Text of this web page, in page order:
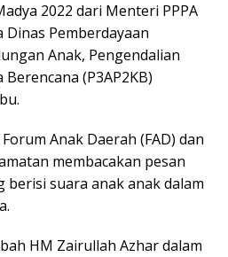
2022 dari Menteri PPPA
Pemberdayaan
Anak, Pengendalian
(P3AP2KB)
Anak Daerah (FAD) dan
membacakan pesan
berisi suara anak anak dalam
HM Zairullah Azhar dalam